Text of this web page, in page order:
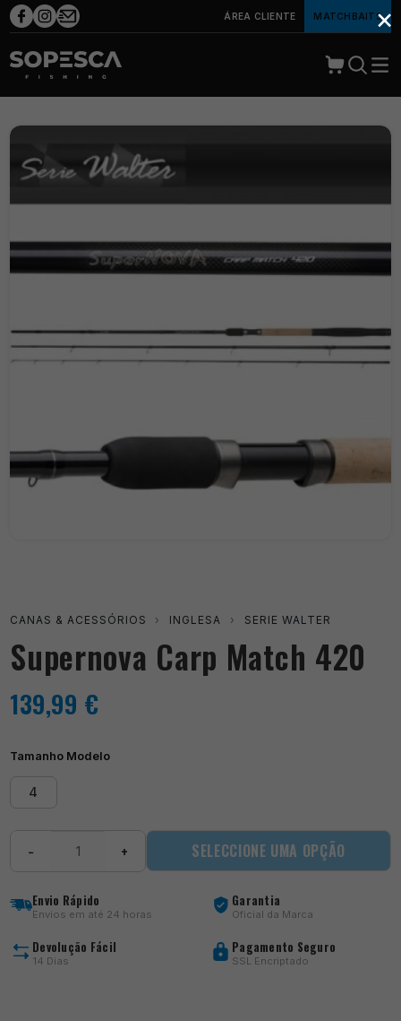
ÁREA CLIENTE MATCHBAITS
CANAS & ACESSÓRIOS › INGLESA › SERIE WALTER
Supernova Carp Match 420
139,99 €
Tamanho Modelo
4
Match
420
− + SELECCIONE UMA OPÇÃO
Envio Rápido
Envios em até 24 horas
Garantia
Oficial da Marca
Devolução Fácil
14 Dias
Pagamento Seguro
SSL Encriptado
×